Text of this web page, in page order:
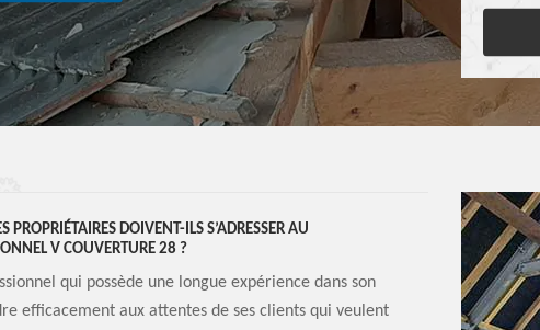
DOIVENT-ILS S’ADRESSER AU
V COUVERTURE 28 ?
qui possède une longue expérience dans son
efficacement aux attentes de ses clients qui veulent